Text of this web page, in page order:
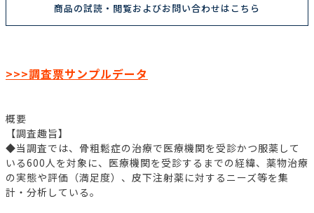
商品の試読・閲覧およびお問い合わせはこちら
>>>調査票サンプルデータ
概要
【調査趣旨】
◆当調査では、骨粗鬆症の治療で医療機関を受診かつ服薬して
いる600人を対象に、医療機関を受診するまでの経緯、薬物治療
の実態や評価（満足度）、皮下注射薬に対するニーズ等を集
計・分析している。